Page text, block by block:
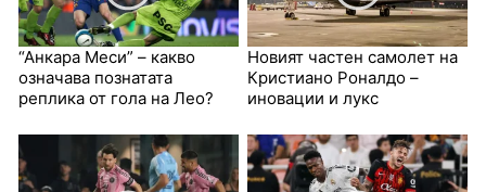
“Анкара Меси” – какво
означава познатата
реплика от гола на Лео?
Новият частен самолет на
Кристиано Роналдо –
иновации и лукс